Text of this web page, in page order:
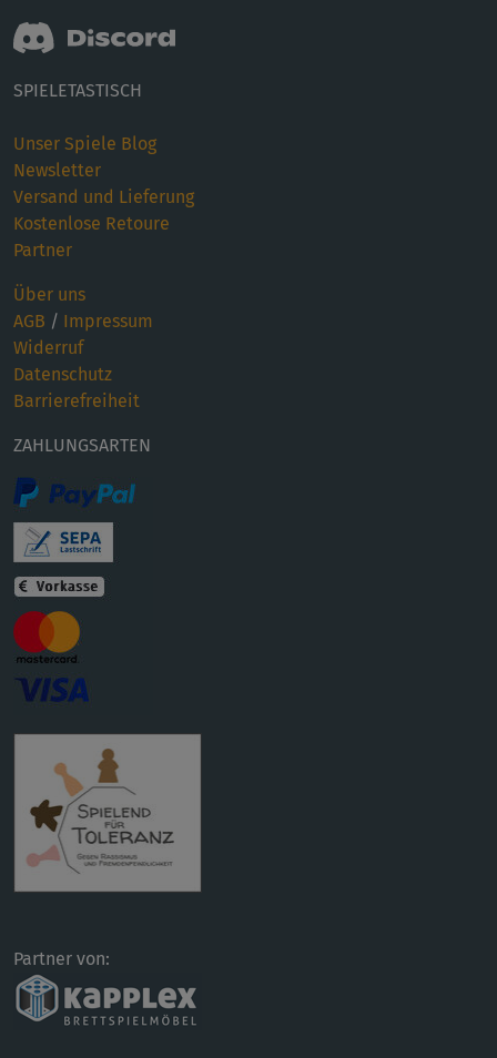
SPIELETASTISCH
Unser Spiele Blog
Newsletter
Versand und Lieferung
Kostenlose Retoure
Partner
Über uns
AGB / Impressum
Widerruf
Datenschutz
Barrierefreiheit
ZAHLUNGSARTEN
Partner von: